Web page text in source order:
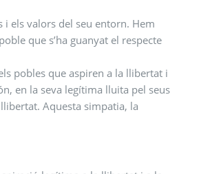
els valors del seu entorn. Hem
que s’ha guanyat el respecte
pobles que aspiren a la llibertat i
en la seva legítima lluita pel seus
Aquesta simpatia, la